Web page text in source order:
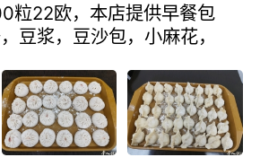
粒22欧，本店提供早餐包
豆浆，豆沙包，小麻花，